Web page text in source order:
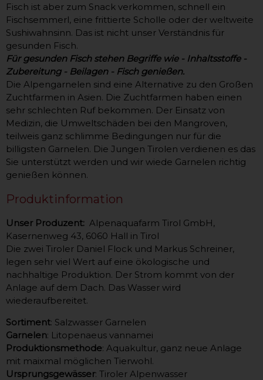
Fisch ist aber zum Snack verkommen, schnell ein
Fischsemmerl, eine frittierte Scholle oder der weltweite
Sushiwahnsinn. Das ist nicht unser Verständnis für
gesunden Fisch.
Für gesunden Fisch stehen Begriffe wie - Inhaltsstoffe -
Zubereitung - Beilagen - Fisch genießen.
Die Alpengarnelen sind eine Alternative zu den Großen
Zuchtfarmen in Asien. Die Zuchtfarmen haben einen
sehr schlechten Ruf bekommen. Der Einsatz von
Medizin, die Umweltschäden bei den Mangroven,
teilweis ganz schlimme Bedingungen nur für die
billigsten Garnelen. Die Jungen Tirolen verdienen es das
Sie unterstützt werden und wir wiede Garnelen richtig
genießen können.
Produktinformation
Unser Produzent: Alpenaquafarm Tirol GmbH,
Kasernenweg 43, 6060 Hall in Tirol
Die zwei Tiroler Daniel Flock und Markus Schreiner,
legen sehr viel Wert auf eine ökologische und
nachhaltige Produktion. Der Strom kommt von der
Anlage auf dem Dach. Das Wasser wird
wiederaufbereitet.
Sortiment: Salzwasser Garnelen
Garnelen: Litopenaeus vannamei
Produktionsmethode: Aquakultur, ganz neue Anlage
mit maixmal möglichen Tierwohl.
Ursprungsgewässer: Tiroler Alpenwasser